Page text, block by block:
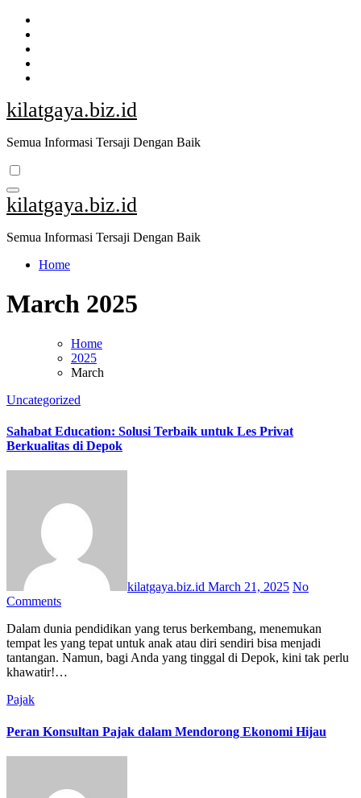
Skip
content
kilatgaya.biz.id
Semua Informasi Tersaji Dengan Baik
kilatgaya.biz.id
Semua Informasi Tersaji Dengan Baik
Home
March 2025
Home
2025
March
Uncategorized
Sahabat Education: Solusi Terbaik untuk Les Privat
Berkualitas di Depok
kilatgaya.biz.id March 21, 2025 No
Comments
Dalam dunia pendidikan yang terus berkembang, menemukan
tempat les yang tepat untuk anak atau diri sendiri bisa menjadi
tantangan. Namun, bagi Anda yang tinggal di Depok, kini tak perlu
khawatir!…
Pajak
Peran Konsultan Pajak dalam Mendorong Ekonomi Hijau